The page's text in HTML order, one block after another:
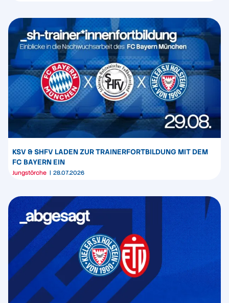
KSV & SHFV LADEN ZUR TRAINERFORTBILDUNG MIT DEM
FC BAYERN EIN
Jungstörche 28.07.2026